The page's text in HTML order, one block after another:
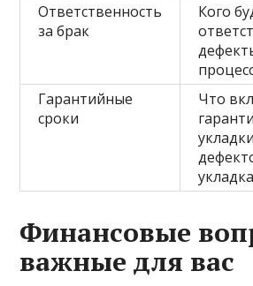
Ответственность
за брак
Кого
Гарантийные
сроки
Что
Финансовые
важные для вас